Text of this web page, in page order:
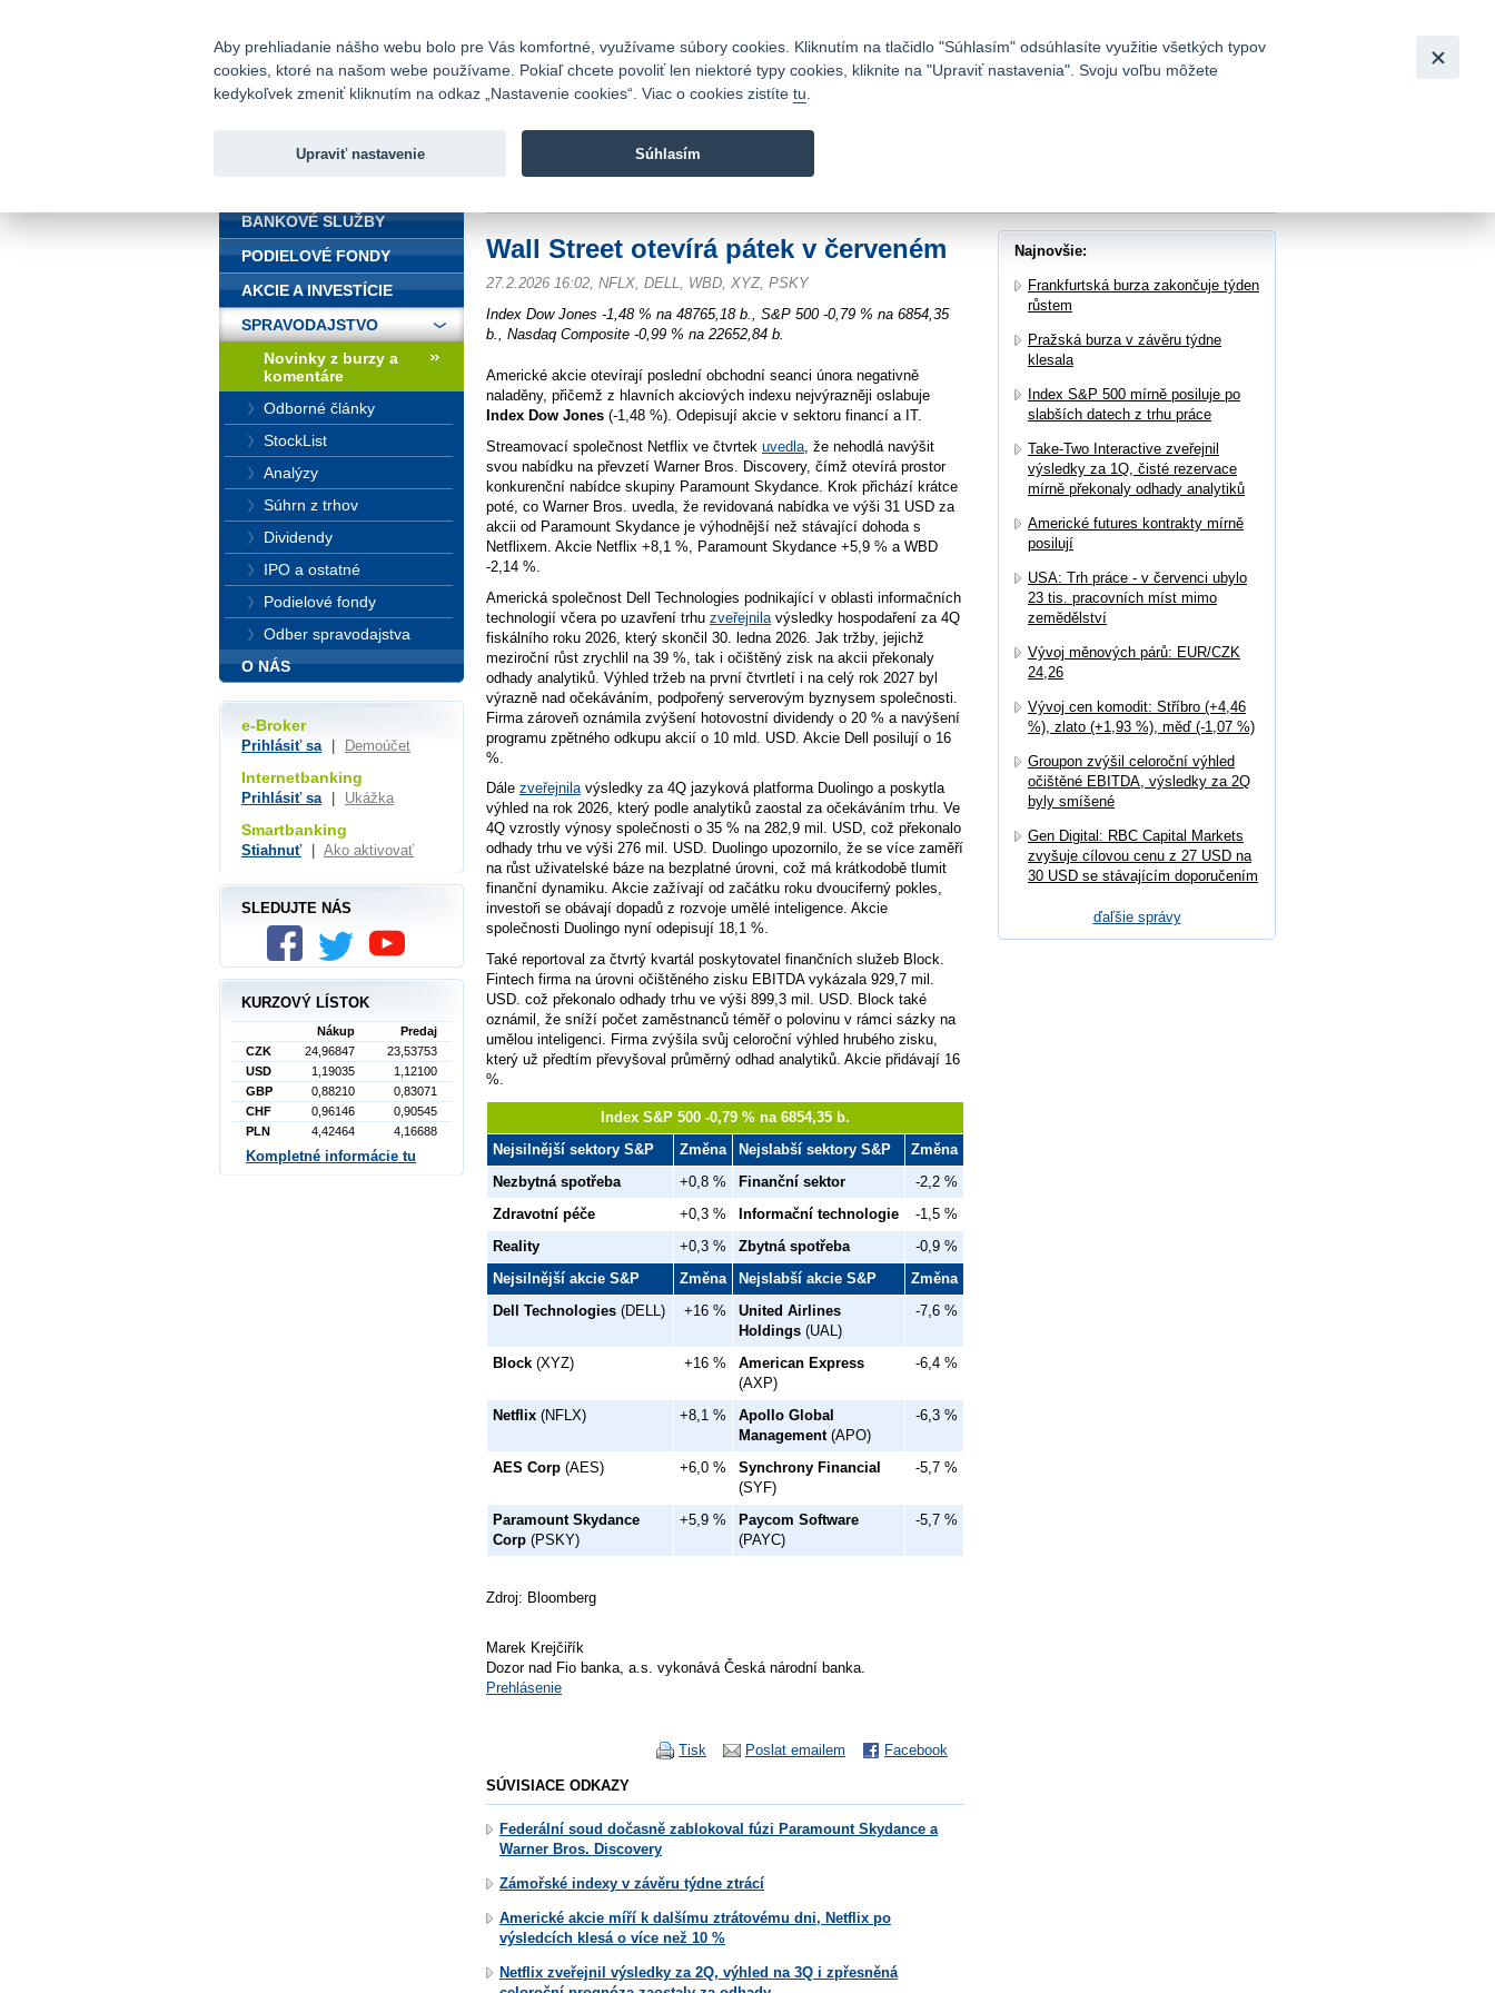
Fio banka
Fio banka sa zameriava na poskytovanie bežných bankových
Wall Street otevírá pátek v červeném
27.2.2026 16:02, NFLX, DELL, WBD, XYZ, PSKY
Index Dow Jones -1,48 % na 48765,18 b., S&P 500 -0,79 % na 6854,35
b., Nasdaq Composite -0,99 % na 22652,84 b.
Americké akcie otevírají poslední obchodní seanci února negativně
naladěny, přičemž z hlavních akciových indexu nejvýrazněji oslabuje
Index Dow Jones (-1,48 %). Odepisují akcie v sektoru financí a IT.
Streamovací společnost Netflix ve čtvrtek uvedla , že nehodlá navýšit
svou nabídku na převzetí Warner Bros. Discovery, čímž otevírá prostor
konkurenční nabídce skupiny Paramount Skydance. Krok přichází krátce
poté, co Warner Bros. uvedla, že revidovaná nabídka ve výši 31 USD za
akcii od Paramount Skydance je výhodnější než stávající dohoda s
Netflixem. Akcie Netflix +8,1 %, Paramount Skydance +5,9 % a WBD
-2,14 %.
Americká společnost Dell Technologies podnikající v oblasti informačních
technologií včera po uzavření trhu zveřejnila výsledky hospodaření za 4Q
fiskálního roku 2026, který skončil 30. ledna 2026. Jak tržby, jejichž
meziroční růst zrychlil na 39 %, tak i očištěný zisk na akcii překonaly
odhady analytiků. Výhled tržeb na první čtvrtletí i na celý rok 2027 byl
výrazně nad očekáváním, podpořený serverovým byznysem společnosti.
Firma zároveň oznámila zvýšení hotovostní dividendy o 20 % a navýšení
programu zpětného odkupu akcií o 10 mld. USD. Akcie Dell posilují o 16
%.
Dále zveřejnilavýsledky za 4Q jazyková platforma Duolingo a poskytla
výhled na rok 2026, který podle analytiků zaostal za očekáváním trhu. Ve
4Q vzrostly výnosy společnosti o 35 % na 282,9 mil. USD, což překonalo
odhady trhu ve výši 276 mil. USD. Duolingo upozornilo, že se více zaměří
na růst uživatelské báze na bezplatné úrovni, což má krátkodobě tlumit
finanční dynamiku. Akcie zažívají od začátku roku dvouciferný pokles,
investoři se obávají dopadů z rozvoje umělé inteligence. Akcie
společnosti Duolingo nyní odepisují 18,1 %.
Také reportoval za čtvrtý kvartál poskytovatel finančních služeb Block.
Fintech firma na úrovni očištěného zisku EBITDA vykázala 929,7 mil.
USD. což překonalo odhady trhu ve výši 899,3 mil. USD. Block také
oznámil, že sníží počet zaměstnanců téměř o polovinu v rámci sázky na
umělou inteligenci. Firma zvýšila svůj celoroční výhled hrubého zisku,
který už předtím převyšoval průměrný odhad analytiků. Akcie přidávají 16
%.
Index S&P 500 -0,79 % na 6854,35 b.
Nejsilnější sektory S&P
Změna Nejslabší sektory S&P
Změna
Nezbytná spotřeba
+0,8 % Finanční sektor
-2,2 %
Zdravotní péče
+0,3 % Informační technologie
-1,5 %
Reality
+0,3 % Zbytná spotřeba
-0,9 %
Nejsilnější akcie S&P
Změna Nejslabší akcie S&P
Změna
Dell Technologies (DELL) +16 %
United Airlines
Holdings (UAL)
-7,6 %
Block (XYZ) +16 %
American Express
(AXP)
-6,4 %
Netflix (NFLX) +8,1 %
Apollo Global
Management(APO)
-6,3 %
AES Corp (AES) +6,0 %
Synchrony Financial
(SYF)
-5,7 %
Paramount Skydance
Corp (PSKY)
+5,9 %
Paycom Software
(PAYC)
-5,7 %
Zdroj: Bloomberg
Marek Krejčiřík
Dozor nad Fio banka, a.s. vykonává Česká národní banka.
Prehlásenie
Facebook
Poslat emailem
Tisk
SÚVISIACE ODKAZY
Federální soud dočasně zablokoval fúzi Paramount Skydance a
Warner Bros. Discovery
Zámořské indexy v závěru týdne ztrácí
Americké akcie míří k dalšímu ztrátovému dni, Netflix po
výsledcích klesá o více než 10 %
Netflix zveřejnil výsledky za 2Q, výhled na 3Q i zpřesněná
Najnovšie:
Frankfurtská burza zakončuje týden
růstem
Pražská burza v závěru týdne
klesala
Index S&P 500 mírně posiluje po
slabších datech z trhu práce
Take-Two Interactive zveřejnil
výsledky za 1Q, čisté rezervace
mírně překonaly odhady analytiků
Americké futures kontrakty mírně
posilují
USA: Trh práce - v červenci ubylo
23 tis. pracovních míst mimo
zemědělství
Vývoj měnových párů: EUR/CZK
24,26
Vývoj cen komodit: Stříbro (+4,46
%), zlato (+1,93 %), měď (-1,07 %)
Groupon zvýšil celoroční výhled
očištěné EBITDA, výsledky za 2Q
byly smíšené
Gen Digital: RBC Capital Markets
zvyšuje cílovou cenu z 27 USD na
30 USD se stávajícím doporučením
ďaľšie správy
BANKOVÉ SLUŽBY
PODIELOVÉ FONDY
AKCIE A INVESTÍCIE
SPRAVODAJSTVO
Novinky z burzy a
komentáre
Odborné články
StockList
Analýzy
Súhrn z trhov
Dividendy
IPO a ostatné
Podielové fondy
Odber spravodajstva
O NÁS
e-Broker
Prihlásiť sa Demoúčet
Internetbanking
Prihlásiť sa Ukážka
Smartbanking
Stiahnuť Ako aktivovať
SLEDUJTE NÁS
KURZOVÝ LÍSTOK
Nákup
Predaj
CZK
24,96847
23,53753
USD
1,19035
1,12100
GBP
0,88210
0,83071
CHF
0,96146
0,90545
PLN
4,42464 4,16688
Kompletné informácie tu
Aby prehliadanie nášho webu bolo pre Vás komfortné, využívame súbory cookies. Kliknutím na tlačidlo "Súhlasím" odsúhlasíte využitie všetkých typov
cookies, ktoré na našom webe používame. Pokiaľ chcete povoliť len niektoré typy cookies, kliknite na "Upraviť nastavenia". Svoju voľbu môžete
kedykoľvek zmeniť kliknutím na odkaz „Nastavenie cookies“. Viac o cookies zistíte tu
Upraviť nastavenie Súhlasím